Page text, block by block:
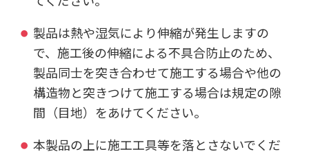
製品は熱や湿気により伸縮が発生しますの
で、施工後の伸縮による不具合防止のため、
製品同士を突き合わせて施工する場合や他の
構造物と突きつけて施工する場合は規定の隙
間（目地）をあけてください。
本製品の上に施工工具等を落とさないでくだ